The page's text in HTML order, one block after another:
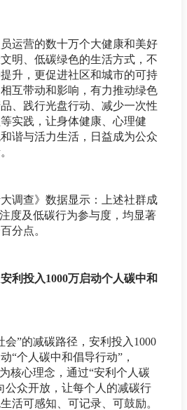
运营的数十万个大健康和美好
明、低碳绿色的生活方式，不
升，更促进社区和城市的可持
互带动和影响，有力推动绿色
、践行光盘行动、减少一次性
实践，让身体健康、心理健
谐与活力生活，日益成为公众
调查》数据显示：上述社群成
度及低碳行为参与度，均显著
分点。
利投入1000万启动个人碳中和
会”的减碳路径，安利投入1000
“个人碳中和倡导行动”，
核心理念，通过“安利个人碳
公众开放，让每个人的减碳行
活可感知、可记录、可鼓励。